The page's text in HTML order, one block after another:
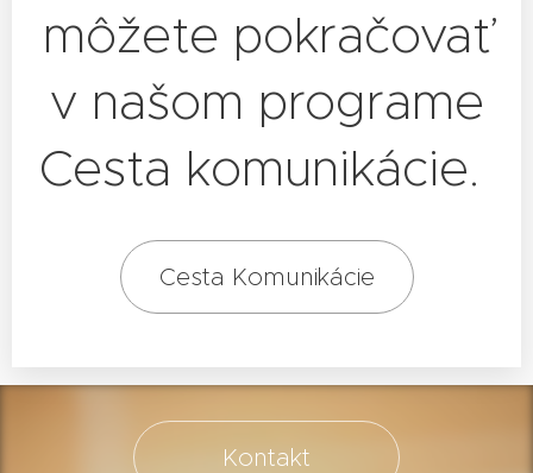
môžete pokračovať
v našom programe
Cesta komunikácie.
Cesta Komunikácie
Kontakt